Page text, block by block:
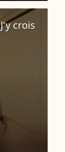
crois